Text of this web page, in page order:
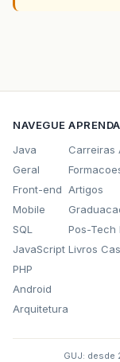
NAVEGUE
Java
Geral
Front-end
Mobile
SQL
JavaScript
PHP
Android
Arquitetura
APRENDA
Carreiras
Artigos
Pos-Tech
Livros
GUJ: desde